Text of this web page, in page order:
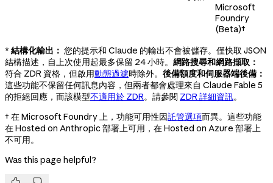
Microsoft
Foundry
(Beta)†
* 結構化輸出： 您的提示和 Claude 的輸出不會被儲存。僅快取 JSON
結構描述，自上次使用起最多保留 24 小時。 網路搜尋和網路擷取：
符合 ZDR 資格，但啟用動態過濾時除外。 後備額度和伺服器端後備：
這些功能不保留任何訊息內容，但兩者都會處理來自 Claude Fable 5
的拒絕回應，而該模型不適用於 ZDR。請參閱 ZDR 詳細資訊。
† 在 Microsoft Foundry 上，功能可用性因託管選項而異。這些功能
在 Hosted on Anthropic 部署上可用，在 Hosted on Azure 部署上
不可用。
Was this page helpful?